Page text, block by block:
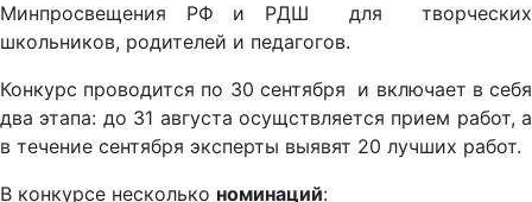
Минпросвещения РФ и РДШ для творческих
школьников, родителей и педагогов.
Конкурс проводится по 30 сентября и включает в себя
два этапа: до 31 августа осущствляется прием работ, а
в течение сентября эксперты выявят 20 лучших работ.
В конкурсе несколько номинаций: